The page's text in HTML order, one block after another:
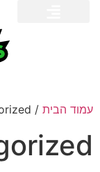
עמוד הבית / Uncategorized